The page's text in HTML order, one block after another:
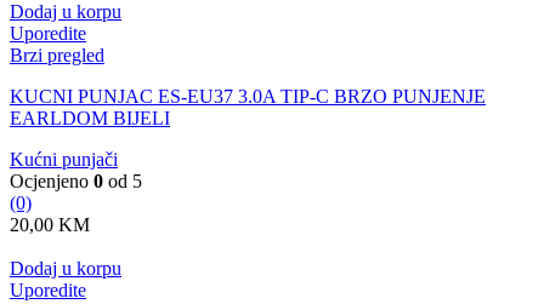
Dodaj u korpu
Uporedite
Brzi pregled
KUCNI PUNJAC ES-EU37 3.0A TIP-C BRZO PUNJENJE
EARLDOM BIJELI
Kućni punjači
Ocjenjeno 0 od 5
(0)
20,00 KM
Dodaj u korpu
Uporedite